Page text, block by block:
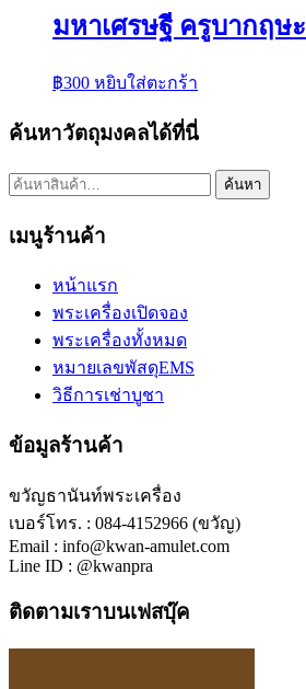
มหาเศรษฐี ครูบากฤษะ
฿300 หยิบใส่ตะกร้า
ค้นหาวัตถุมงคลได้ที่นี่
ค้นหา: ค้นหา
เมนูร้านค้า
หน้าแรก
พระเครื่องเปิดจอง
พระเครื่องทั้งหมด
หมายเลขพัสดุEMS
วิธีการเช่าบูชา
ข้อมูลร้านค้า
ขวัญธานันท์พระเครื่อง
เบอร์โทร. : 084-4152966 (ขวัญ)
Email : info@kwan-amulet.com
Line ID : @kwanpra
ติดตามเราบนเฟสบุ๊ค